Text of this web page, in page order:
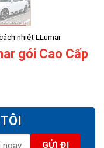
nhiệt LLumar
gói Cao Cấp